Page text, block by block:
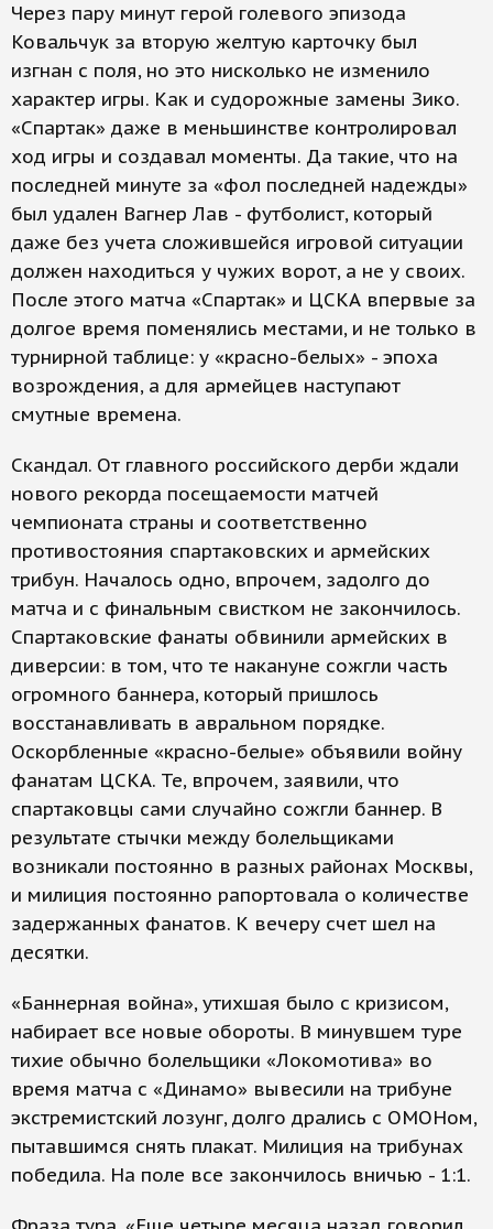
Через пару минут герой голевого эпизода
Ковальчук за вторую желтую карточку был
изгнан с поля, но это нисколько не изменило
характер игры. Как и судорожные замены Зико.
«Спартак» даже в меньшинстве контролировал
ход игры и создавал моменты. Да такие, что на
последней минуте за «фол последней надежды»
был удален Вагнер Лав - футболист, который
даже без учета сложившейся игровой ситуации
должен находиться у чужих ворот, а не у своих.
После этого матча «Спартак» и ЦСКА впервые за
долгое время поменялись местами, и не только в
турнирной таблице: у «красно-белых» - эпоха
возрождения, а для армейцев наступают
смутные времена.
Скандал. От главного российского дерби ждали
нового рекорда посещаемости матчей
чемпионата страны и соответственно
противостояния спартаковских и армейских
трибун. Началось одно, впрочем, задолго до
матча и с финальным свистком не закончилось.
Спартаковские фанаты обвинили армейских в
диверсии: в том, что те накануне сожгли часть
огромного баннера, который пришлось
восстанавливать в авральном порядке.
Оскорбленные «красно-белые» объявили войну
фанатам ЦСКА. Те, впрочем, заявили, что
спартаковцы сами случайно сожгли баннер. В
результате стычки между болельщиками
возникали постоянно в разных районах Москвы,
и милиция постоянно рапортовала о количестве
задержанных фанатов. К вечеру счет шел на
десятки.
«Баннерная война», утихшая было с кризисом,
набирает все новые обороты. В минувшем туре
тихие обычно болельщики «Локомотива» во
время матча с «Динамо» вывесили на трибуне
экстремистский лозунг, долго дрались с ОМОНом,
пытавшимся снять плакат. Милиция на трибунах
победила. На поле все закончилось вничью - 1:1.